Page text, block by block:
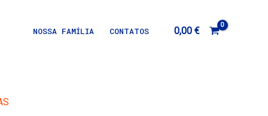
NOSSA FAMÍLIA CONTATOS 0,00 €